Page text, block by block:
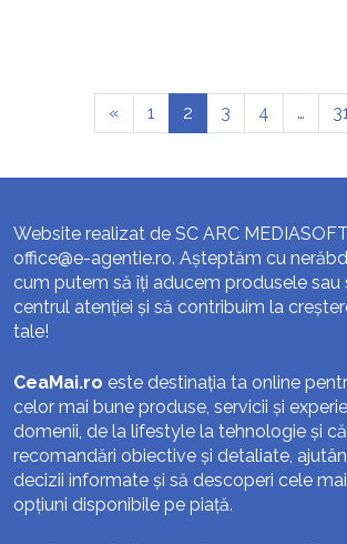
« 1 2 3 4 …
Website realizat de SC ARC
office@e-agentie.ro. Așteptăm cu
cum putem să îți aducem produsele sau
centrul atenției și să contribuim la
tale!
CeaMai.ro este destinația ta online
celor mai bune produse, servicii și
domenii, de la lifestyle la tehnologie și
recomandări obiective și detaliate,
decizii informate și să descoperi cele
opțiuni disponibile pe piață.